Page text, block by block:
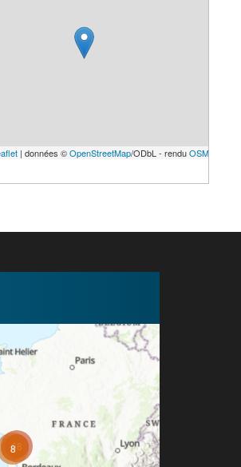
| données ©OpenStreetMap/ODbL - renduOSM France